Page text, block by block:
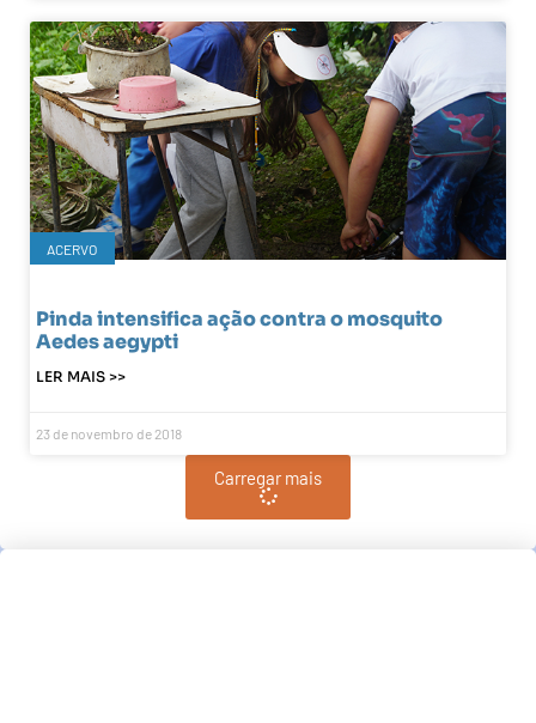
ACERVO
Pinda intensifica ação contra o mosquito
Aedes aegypti
LER MAIS >>
23 de novembro de 2018
Carregar mais